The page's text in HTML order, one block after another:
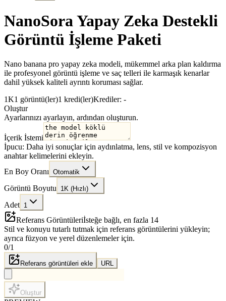
NanoSora Yapay Zeka Destekli
Görüntü İşleme Paketi
Nano banana pro yapay zeka modeli, mükemmel arka plan kaldırma
ile profesyonel görüntü işleme ve saç telleri ile karmaşık kenarlar
dahil yüksek kaliteli ayrıntı koruması sağlar.
1K1 görüntü(ler)1 kredi(ler)Krediler: -
Oluştur
Ayarlarınızı ayarlayın, ardından oluşturun.
İçerik İstemi
İpucu: Daha iyi sonuçlar için aydınlatma, lens, stil ve kompozisyon
anahtar kelimelerini ekleyin.
En Boy Oranı Otomatik
Görüntü Boyutu 1K (Hızlı)
Adet 1
Referans Görüntüleriİsteğe bağlı, en fazla 14
Stil ve konuyu tutarlı tutmak için referans görüntülerini yükleyin;
ayrıca füzyon ve yerel düzenlemeler için.
0/1
Referans görüntüleri ekle URL
Oluştur